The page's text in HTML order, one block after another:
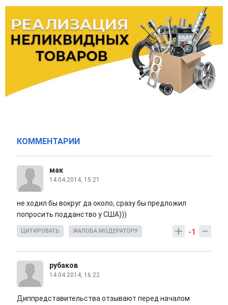
КОММЕНТАРИИ
мак
14.04.2014, 15:21
не ходил бы вокруг да около, сразу бы предложил
попросить подданство у США)))
-1
ЦИТИРОВАТЬ ЖАЛОБА МОДЕРАТОРУ
рубаков
14.04.2014, 16:22
Диппредставительства отзывают перед началом